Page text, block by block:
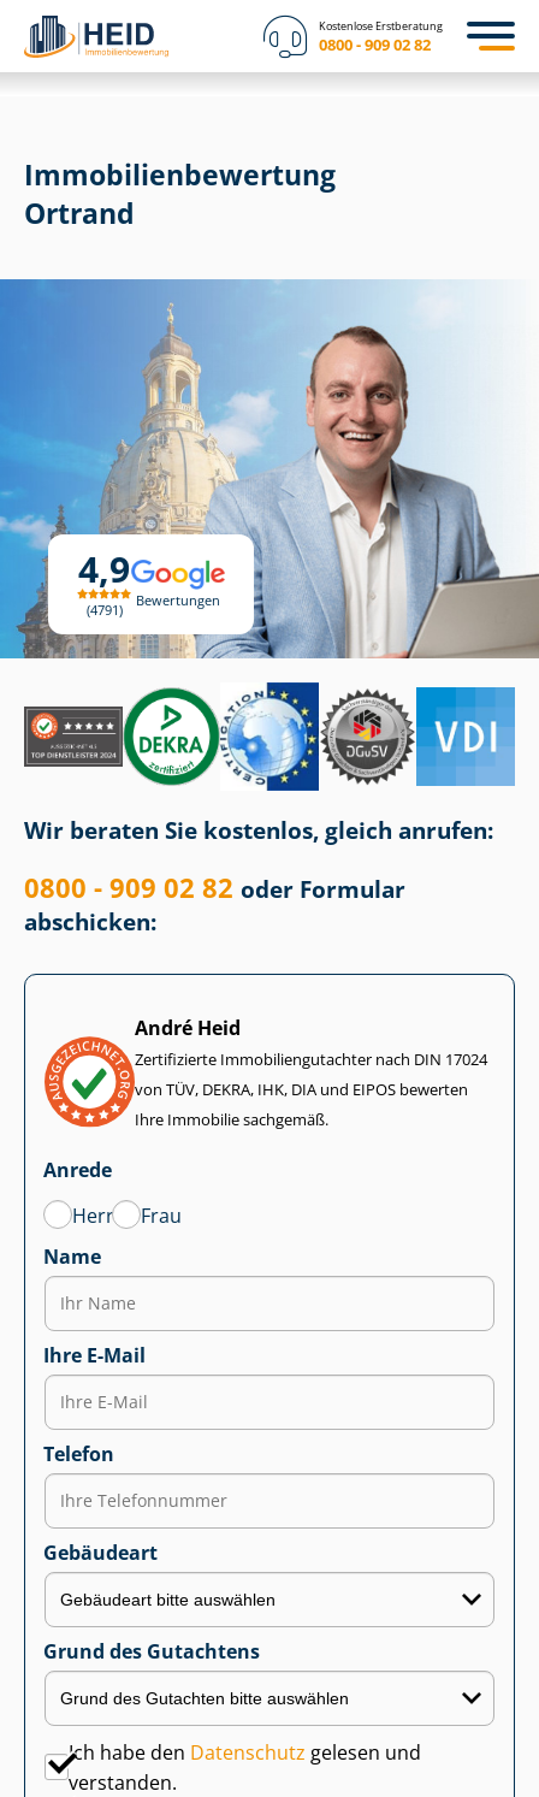
Kostenlose Erstberatung
0800 - 909 02 82
4,9
4791
Bewertungen
Immobilien­bewertung
Ortrand
Wir beraten Sie kostenlos, gleich anrufen:
0800 - 909 02 82 oder Formular
abschicken:
André Heid
Zertifizierte Im­mo­bi­li­en­gut­ach­ter nach DIN 17024
von TÜV, DEKRA, IHK, DIA und EIPOS bewerten
Ihre Immobilie sachgemäß.
Anrede
Herr
Frau
Name
Ihre E-Mail
Telefon
Gebäudeart
Grund des Gutachtens
Ich habe den Datenschutz gelesen und
verstanden.